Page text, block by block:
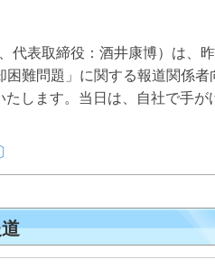
代表取締役：酒井康博）は、
難問題」に関する報道関係者
します。当日は、自社で手が